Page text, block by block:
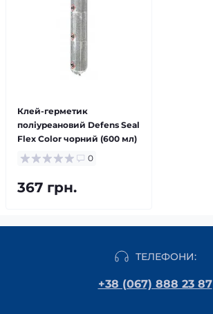
Клей-герметик
поліуреановий Defens Seal
Flex Color чорний (600 мл)
0
367 грн.
ТЕЛЕФОНИ:
+38 (067) 888 23 87